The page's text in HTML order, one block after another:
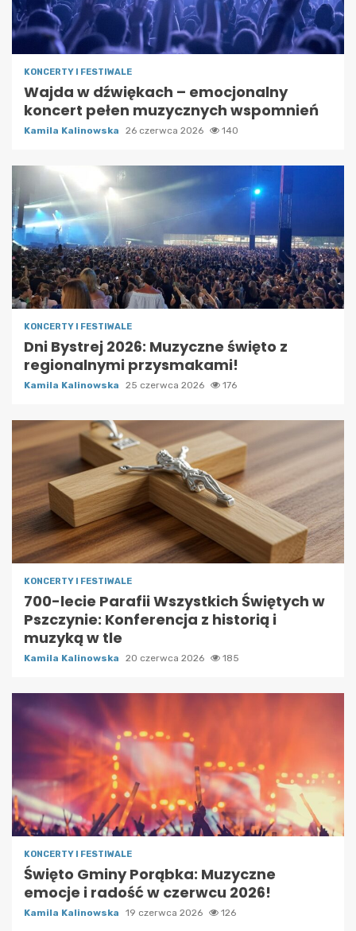
KONCERTY I FESTIWALE
Wajda w dźwiękach – emocjonalny
koncert pełen muzycznych wspomnień
Kamila Kalinowska 26 czerwca 2026 140
KONCERTY I FESTIWALE
Dni Bystrej 2026: Muzyczne święto z
regionalnymi przysmakami!
Kamila Kalinowska 25 czerwca 2026 176
KONCERTY I FESTIWALE
700-lecie Parafii Wszystkich Świętych w
Pszczynie: Konferencja z historią i
muzyką w tle
Kamila Kalinowska 20 czerwca 2026 185
KONCERTY I FESTIWALE
Święto Gminy Porąbka: Muzyczne
emocje i radość w czerwcu 2026!
Kamila Kalinowska 19 czerwca 2026 126